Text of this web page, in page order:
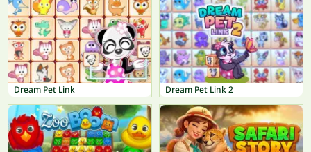
Dream Pet Link Dream Pet Link 2